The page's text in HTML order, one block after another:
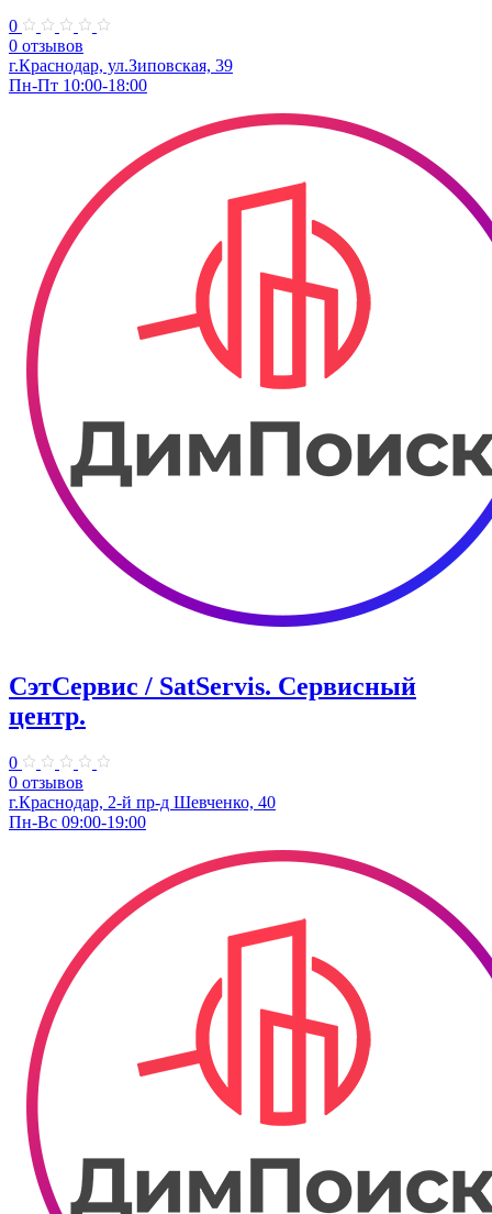
0
0 отзывов
г.Краснодар, ул.Зиповская, 39
Пн-Пт 10:00-18:00
СэтСервис / SatServis. Сервисный
центр.
0
0 отзывов
г.Краснодар, 2-й пр-д Шевченко, 40
Пн-Вс 09:00-19:00